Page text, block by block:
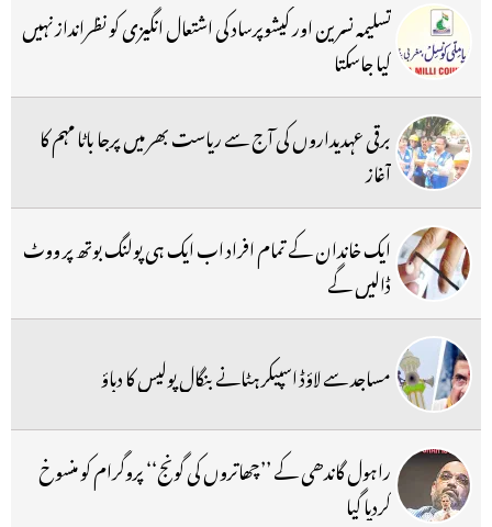
تسلیمہ نسرین اور کیشوپرساد کی اشتعال انگیزی کو نظرانداز نہیں
کیا جاسکتا
برقی عہدیداروں کی آج سے ریاست بھر میں پرجا باٹا مہم کا
آغاز
ایک خاندان کے تمام افراد اب ایک ہی پولنگ بوتھ پر ووٹ
ڈالیں گے
مساجد سے لاؤڈ اسپیکر ہٹانے بنگال پولیس کا دباؤ
راہول گاندھی کے ’’چھاتروں کی گونج‘‘ پروگرام کو منسوخ
کردیا گیا